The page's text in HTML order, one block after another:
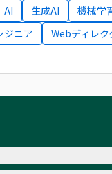
AI 生成AI
機械学
ジニア Webディレク